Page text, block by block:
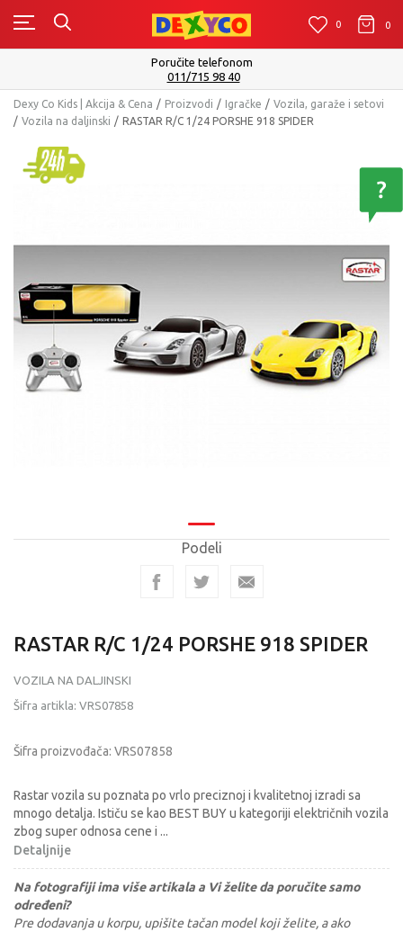
0 0 0
Poručite telefonom
011/715 98 40
Dexy Co Kids | Akcija & Cena Proizvodi Igračke
Vozila, garaže i setovi
Vozila na daljinski
RASTAR R/C 1/24 PORSHE 918 SPIDER
Podeli
RASTAR R/C 1/24 PORSHE 918 SPIDER
VOZILA NA DALJINSKI
Šifra artikla: VRS07858
Šifra proizvođača: VRS07858
Rastar vozila su poznata po vrlo preciznoj i kvalitetnoj izradi sa
mnogo detalja. Ističu se kao BEST BUY u kategoriji električnih vozila
zbog super odnosa cene i ...
Detaljnije
Na fotografiji ima više artikala a Vi želite da poručite samo
određeni?
Pre dodavanja u korpu, upišite tačan model koji želite, a ako